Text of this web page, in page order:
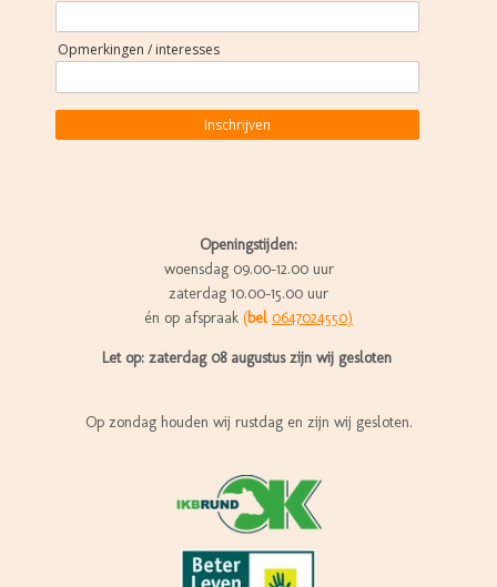
Opmerkingen / interesses
Inschrijven
Openingstijden:
woensdag 09.00-12.00 uur
zaterdag 10.00-15.00 uur
én op afspraak (bel 0647024550)
Let op: zaterdag 08 augustus zijn wij gesloten
Op zondag houden wij rustdag en zijn wij gesloten.